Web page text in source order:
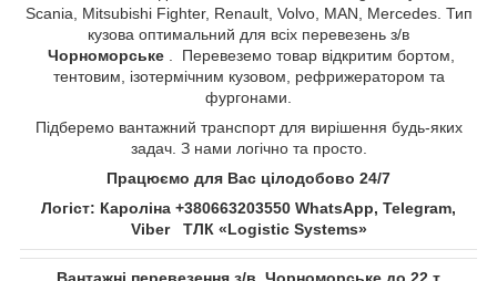
Scania, Mitsubishi Fighter, Renault, Volvo, MAN, Mercedes. Тип
кузова оптимальний для всіх перевезень з/в
Чорноморське
. Перевеземо товар відкритим бортом,
тентовим, ізотермічним кузовом, рефрижератором та
фургонами.
Підберемо вантажний транспорт для вирішення будь-яких
задач. З нами логічно та просто.
Працюємо для Вас цілодобово 24/7
Логіст: Кароліна +380663203550 WhatsApp, Telegram,
Viber ТЛК «Logistic Systems»
Вантажні перевезення з/в Чорноморське до 22 т